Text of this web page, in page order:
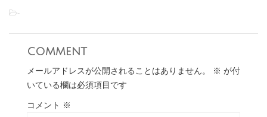
-
comment
メールアドレスが公開されることはありません。 ※ が付
いている欄は必須項目です
コメント ※